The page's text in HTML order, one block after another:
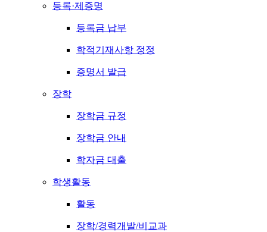
등록·제증명
등록금 납부
학적기재사항 정정
증명서 발급
장학
장학금 규정
장학금 안내
학자금 대출
학생활동
활동
장학/경력개발/비교과